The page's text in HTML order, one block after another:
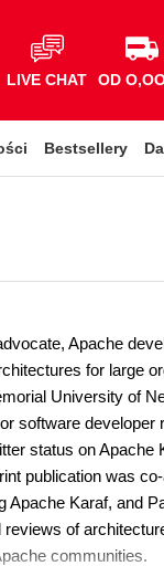
LIVE CHAT OD
Bestsellery
Apache
for large
University of
software
status on
publication was
Apache Karaf, and
of
communities.